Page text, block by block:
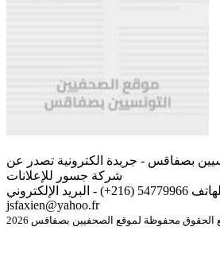
بصفاقس - جريدة الكترونية تصدر عن
شركة جسور للإعلانات
للإتصال أو نشر الردود الهاتف 54779966 (216+) - البريد الإلكتروني
jsfaxien@yahoo.fr
الحقوق محفوظة لموقع الصحفيين بصفاقس 2026